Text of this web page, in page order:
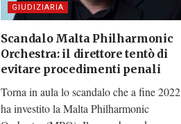
GIUDIZIARIA
Scandalo Malta Philharmonic
Orchestra: il direttore tentò di
evitare procedimenti penali
Torna in aula lo scandalo che a fine 2022
ha investito la Malta Philharmonic